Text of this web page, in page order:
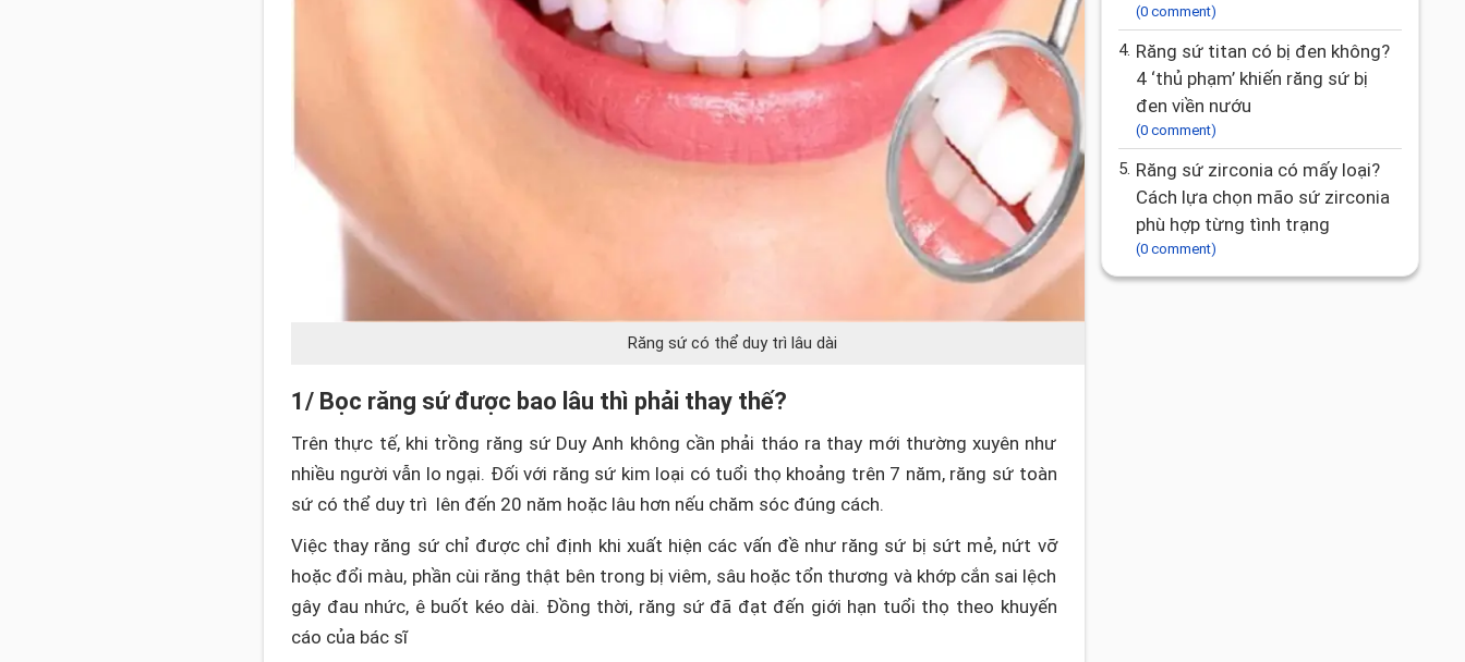
Răng sứ có thể duy trì lâu dài
1/ Bọc răng sứ được bao lâu thì phải thay thế?
Trên thực tế, khi trồng răng sứ Duy Anh không cần phải tháo ra thay mới thường xuyên như
nhiều người vẫn lo ngại. Đối với răng sứ kim loại có tuổi thọ khoảng trên 7 năm, răng sứ toàn
sứ có thể duy trì lên đến 20 năm hoặc lâu hơn nếu chăm sóc đúng cách.
Việc thay răng sứ chỉ được chỉ định khi xuất hiện các vấn đề như răng sứ bị sứt mẻ, nứt vỡ
hoặc đổi màu, phần cùi răng thật bên trong bị viêm, sâu hoặc tổn thương và khớp cắn sai lệch
gây đau nhức, ê buốt kéo dài. Đồng thời, răng sứ đã đạt đến giới hạn tuổi thọ theo khuyến
cáo của bác sĩ
(0 comment)
4. Răng sứ titan có bị đen không?
4 ‘thủ phạm’ khiến răng sứ bị
đen viền nướu
(0 comment)
5. Răng sứ zirconia có mấy loại?
Cách lựa chọn mão sứ zirconia
phù hợp từng tình trạng
(0 comment)